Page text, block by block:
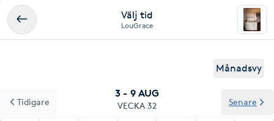
Välj tid
LouGrace
Månadsvy
3 - 9 AUG
VECKA 32
Tidigare Senare